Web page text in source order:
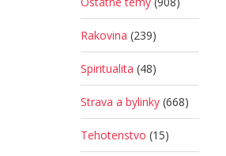
Rakovina (239)
Spiritualita (48)
Strava a bylinky (668)
Tehotenstvo (15)